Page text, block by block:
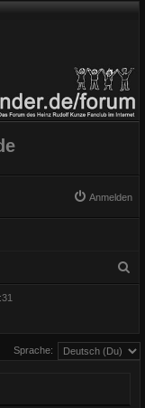
Anmelden
e
Sprache: